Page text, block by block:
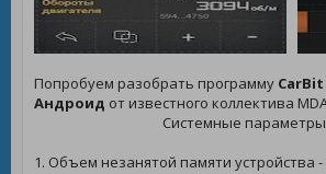
Попробуем разобрать программу CarBit
Андроид от известного коллектива
Системные
1. Объем незанятой памяти устройства -